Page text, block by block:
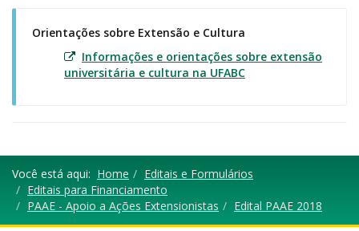
Orientações sobre Extensão e Cultura
Informações e orientações sobre extensão
universitária e cultura na UFABC
Você está aqui: Home
Editais e Formulários
Editais para Financiamento
PAAE - Apoio a Ações Extensionistas
Edital PAAE 2018